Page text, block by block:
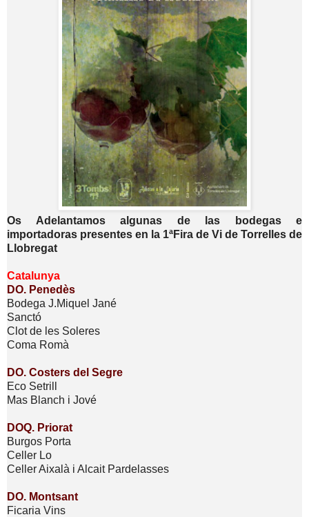
Os Adelantamos algunas de las bodegas e
importadoras presentes en la 1ªFira de Vi de Torrelles de
Llobregat
Catalunya
DO. Penedès
Bodega J.Miquel Jané
Sanctó
Clot de les Soleres
Coma Romà
DO. Costers del Segre
Eco Setrill
Mas Blanch i Jové
DOQ. Priorat
Burgos Porta
Celler Lo
Celler Aixalà i Alcait Pardelasses
DO. Montsant
Ficaria Vins